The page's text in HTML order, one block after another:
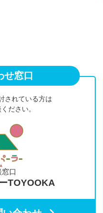
せ窓口
されている方は
ださい。
口
TOYOOKA